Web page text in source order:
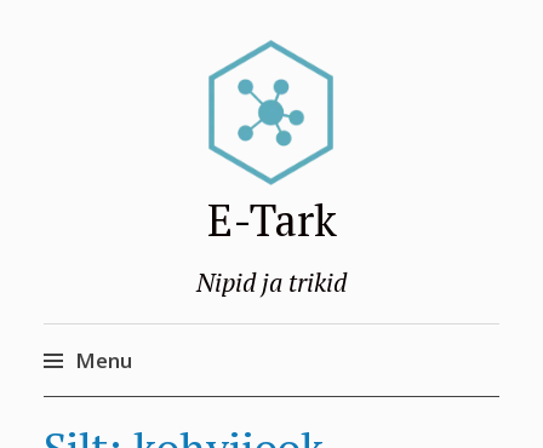
E-Tark
Nipid ja trikid
Menu